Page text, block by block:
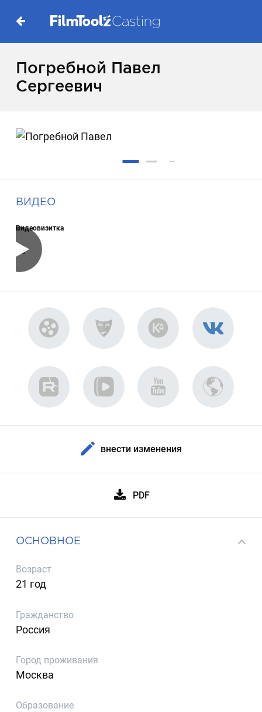
Погребной Павел
Сергеевич
ВИДЕО
Видеовизитка
внести изменения
PDF
ОСНОВНОЕ
Возраст
21 год
Гражданство
Россия
Город проживания
Москва
Образование